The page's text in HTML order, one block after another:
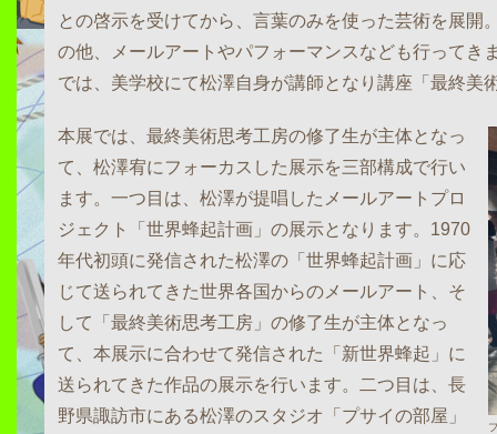
との啓示を受けてから、言葉のみを使った芸術を展開
の他、メールアートやパフォーマンスなども行ってき
では、美学校にて松澤自身が講師となり講座「最終美
本展では、最終美術思考工房の修了生が主体となっ
て、松澤宥にフォーカスした展示を三部構成で行い
ます。一つ目は、松澤が提唱したメールアートプロ
ジェクト「世界蜂起計画」の展示となります。1970
年代初頭に発信された松澤の「世界蜂起計画」に応
じて送られてきた世界各国からのメールアート、そ
して「最終美術思考工房」の修了生が主体となっ
て、本展示に合わせて発信された「新世界蜂起」に
送られてきた作品の展示を行います。二つ目は、長
野県諏訪市にある松澤のスタジオ「プサイの部屋」